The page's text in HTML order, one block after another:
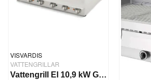
VISVARDIS
VATTENGRILLAR
Vattengrill El 10,9 kW GED 870 CAT